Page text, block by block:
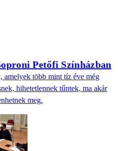
Petőfi Színházban
amelyek több mint tíz éve még
hihetetlennek tűntek, ma akár
meg.